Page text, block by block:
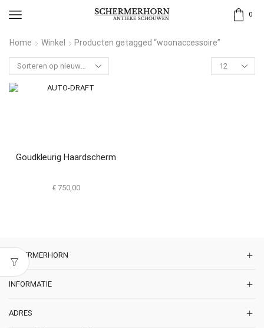
0
Home Winkel Producten getagged “woonaccessoire”
Goudkleurig Haardscherm
€ 750,00
SCHERMERHORN
INFORMATIE
ADRES